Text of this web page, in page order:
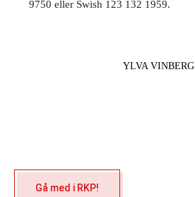
9750 eller Swish 123 132 1959.
YLVA VINBERG
Gå med i RKP!